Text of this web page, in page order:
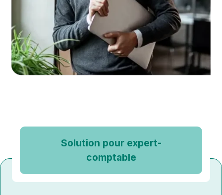
Solution pour expert-
comptable